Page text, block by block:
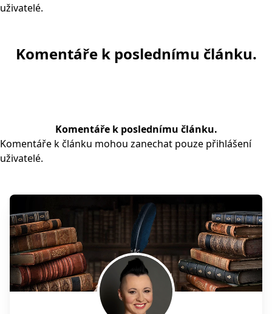
uživatelé.
Komentáře k poslednímu článku.
Komentáře k poslednímu článku.
Komentáře k článku mohou zanechat pouze přihlášení
uživatelé.